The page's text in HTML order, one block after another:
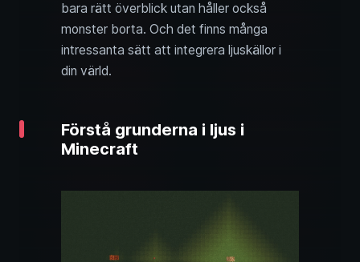
bara rätt överblick utan håller också
monster borta. Och det finns många
intressanta sätt att integrera ljuskällor i
din värld.
Förstå grunderna i ljus i
Minecraft